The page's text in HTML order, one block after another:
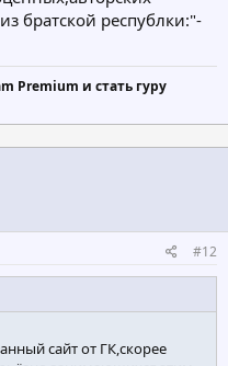
братской республки:"-
Premium и стать гуру
#12
сайт от ГК,скорее